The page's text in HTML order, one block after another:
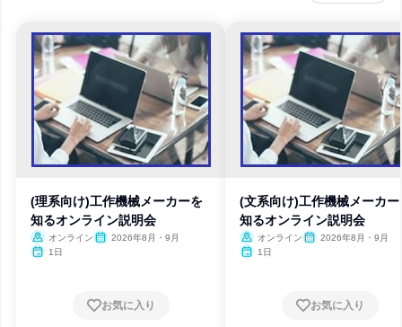
(理系向け)工作機械メーカーを
知るオンライン説明会
オンライン
2026年8月・9月
1日
お気に入り
(文系向け)工作機械メーカー
知るオンライン説明会
オンライン
2026年8月・9月
1日
お気に入り